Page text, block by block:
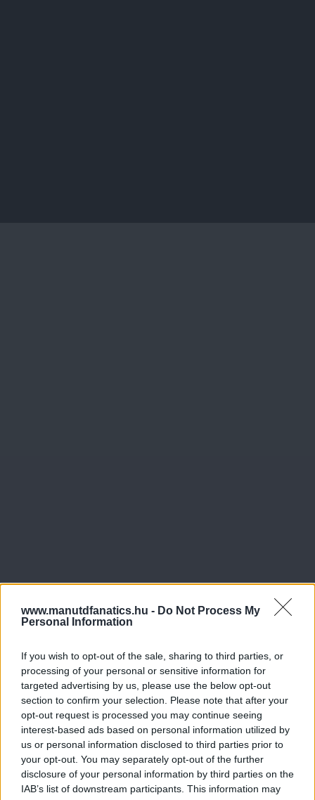
www.manutdfanatics.hu - Do Not Process My
Personal Information
If you wish to opt-out of the sale, sharing to third parties, or
processing of your personal or sensitive information for
targeted advertising by us, please use the below opt-out
section to confirm your selection. Please note that after your
opt-out request is processed you may continue seeing
interest-based ads based on personal information utilized by
us or personal information disclosed to third parties prior to
your opt-out. You may separately opt-out of the further
disclosure of your personal information by third parties on the
IAB’s list of downstream participants. This information may